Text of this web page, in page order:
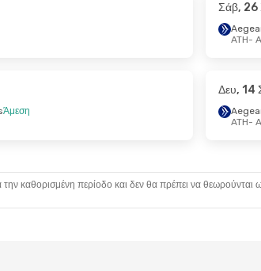
Swiss International Air Lines
1 Στάση
Σάβ, 26
ATH-
Άμεση
Δευ, 14
ATH-
καθορισμένη περίοδο και δεν θα πρέπει να θεωρούνται